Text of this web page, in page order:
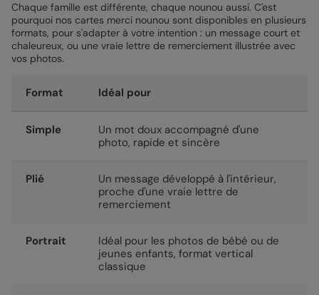
Chaque famille est différente, chaque nounou aussi. C'est
pourquoi nos cartes merci nounou sont disponibles en plusieurs
formats, pour s'adapter à votre intention : un message court et
chaleureux, ou une vraie lettre de remerciement illustrée avec
vos photos.
Format Idéal pour
Simple
Un mot doux accompagné d'une
photo, rapide et sincère
Plié
Un message développé à l'intérieur,
proche d'une vraie lettre de
remerciement
Portrait
Idéal pour les photos de bébé ou de
jeunes enfants, format vertical
classique